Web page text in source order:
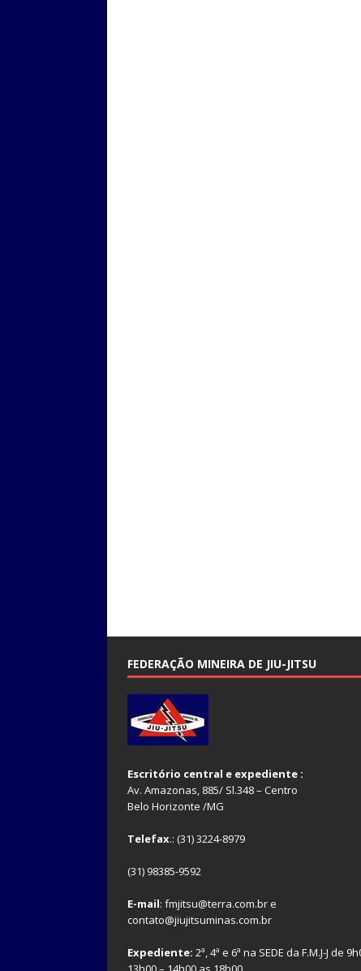
FEDERAÇÃO MINEIRA DE JIU-JITSU
Escritório central e expediente :
Av. Amazonas, 885/ Sl.348 – Centro
Belo Horizonte /MG
Telefax.: (31) 3224-8979
(31) 98385-9592
E-mail: fmjitsu@terra.com.br e
contato@jiujitsuminas.com.br
Expediente: 2ª, 4ª e 6ª na SEDE da F.M.J-J de